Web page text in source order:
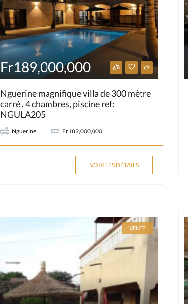
Fr189,000,000
Nguerine magnifique villa de 300 mètre
carré , 4 chambres, piscine ref:
NGULA205
Nguerine Fr189,000,000
VOIR LES DÉTAILS
VENTE